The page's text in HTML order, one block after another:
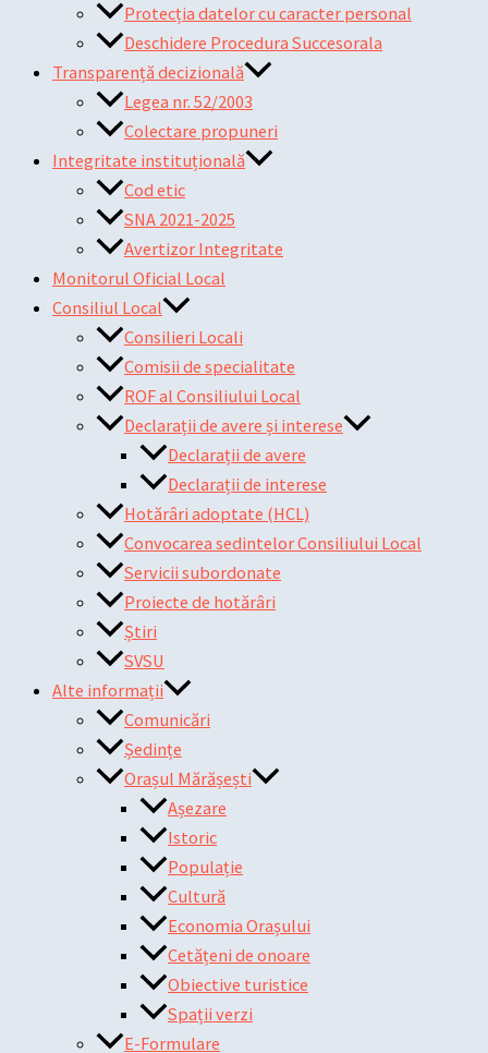
Protecția datelor cu caracter personal
Deschidere Procedura Succesorala
Transparență decizională
Legea nr. 52/2003
Colectare propuneri
Integritate instituțională
Cod etic
SNA 2021-2025
Avertizor Integritate
Monitorul Oficial Local
Consiliul Local
Consilieri Locali
Comisii de specialitate
ROF al Consiliului Local
Declarații de avere și interese
Declarații de avere
Declarații de interese
Hotărâri adoptate (HCL)
Convocarea sedintelor Consiliului Local
Servicii subordonate
Proiecte de hotărâri
Știri
SVSU
Alte informații
Comunicări
Ședințe
Orașul Mărășești
Așezare
Istoric
Populație
Cultură
Economia Orașului
Cetățeni de onoare
Obiective turistice
Spații verzi
E-Formulare